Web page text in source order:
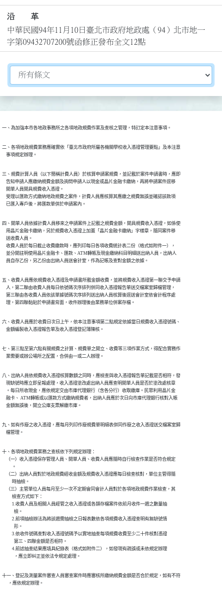
沿 革
中華民國94年11月10日臺北市政府地政處（94）北市地一
字第09432707200號函修正發布全文12點
切換選擇法規資訊內容
一、為加強本市各地政事務所之各項地政規費作業及查核之管理，特訂定本注意事項。
二、各項地政規費業務應確實依「臺北市政府所屬各機關學校收入憑證管理要點」及本注意
    事項規定辦理。
三、規費計算人員（以下簡稱計費人員）於核算申請案規費，並記載於案件申請書時，應即
    告知申請人應繳納規費金額及詢問申請人以現金或晶片金融卡繳納，再將申請案件逕移
    開單人員開具規費收入憑證。
    受理以匯款方式繳納地政規費之案件，計費人員應核算其應繳之規費無誤並確認該款項
    已匯入專戶後，將匯款單併於申請案內。
四、開單人員依據計費人員移來之申請案件上記載之規費金額，開具規費收入憑證，如係使
    用晶片金融卡繳納，另於規費收入憑證上加蓋「晶片金融卡繳納」字樣章，隨同案件移
    送收費人員。
    收費人員於每日截止收費繳款時，應列印每日各項收費統計表二份（格式如附件一），
    並分開註明使用晶片金融卡、匯款、ATM轉帳及現金繳納科目明細送出納人員，出納人
    員自存乙份，另乙份由出納人員送會計室，作為記帳及查對金額之依據。
五、收費人員應依規費收入憑證及申請書所載金額收費，並將規費收入憑證第一聯交予申請
    人，第二聯由收費人員每日依號碼次序排列併同收入憑證報告單送交檔案室歸檔管理，
    第三聯由各收費人員依該單據號碼次序排列送出納人員核算後逕送會計室依會計程序處
    理，第四聯黏貼於申請書背面，收件辦理後由業務單位併案存檔。
六、收費人員應於收費日次日上午，依本注意事項第二點規定依據當日規費收入憑證號碼、
    金額編製收入憑證報告單及收入憑證登記簿陳核。
七、第三點至第六點有關規費之計算、規費單之開立、收費等三項作業方式，得配合實務作
    業需要或辦公場所之配置，合併由一或二人辦理。
八、出納人員依規費收入憑證核算數額之同時，應檢查與收入憑證報告單記載是否相符，發
    現缺號時應立即呈報處理，收入憑證塗改處出納人員應查明開單人員是否於塗改處核章
    。每日所收現金，應依規定交由市庫代理銀行（含各分行）收取繳庫。民眾利用晶片金
    融卡、 ATM轉帳或以匯款方式繳納規費者，出納人員應於次日向市庫代理銀行核對入帳
    金額無誤後，開立公庫支票解繳市庫。
九、如有作廢之收入憑證，應每月列印作廢規費單明細表併同作廢之收入憑證送交檔案室歸
    檔管理。
十、各項地政規費業務之查核依下列規定辦理：
    （一）收入憑證保存管理人員、開單人員、收費人員應隨時自行檢查作業是否符合規定
          。
    （二）出納人員對於地政規費經收金額及規費收入憑證應每日檢查核對，單位主管得隨
          時抽檢。
    （三）主管單位人員每月至少一次不定期會同會計人員對於各項地政規費作業檢查，其
          檢查方式如下：
          1.收費人員及相關人員經管之收入憑證或各類存檔案件依前月收件一週之數量抽
            檢。
          2.前項抽檢辦法為將該週需抽檢之日報表數依各項規費收入憑證查明有無缺號情
            形。
          3.依收件號碼查對收入憑證號碼予以實地抽查每項規費收費至少二十件核對憑證
            第三、四聯金額是否相符。
          4.前述抽查結果應填具紀錄表（格式如附件二），如發現有疏誤或未依規定辦理
            ，應立即糾正並依法令規定處理。
十一、登記及測量案件審查人員審查案件時應審核所繳納規費金額是否合於規定，如有不符
      ，應依規定辦理。